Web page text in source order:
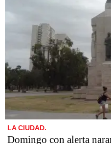
LA CIUDAD.
Domingo con alerta